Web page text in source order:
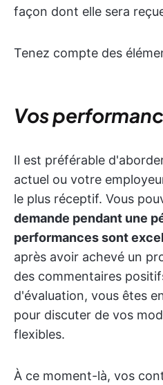
façon dont elle sera
Tenez compte des
Vos
Il est préférable
actuel ou votre
le plus réceptif. Vous
demande pendant une
performances sont
après avoir achevé un
des commentaires
d'évaluation, vous êtes
pour discuter de vos
flexibles.
À ce moment-là, vos